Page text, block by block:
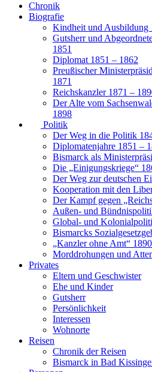
Chronik
Biografie
Kindheit und Ausbildung
Gutsherr und
1851
Diplomat 1851 – 1862
Preußischer
1871
Reichskanzler 1871 –
Der Alte vom
1898
Politik
Der Weg in die Politik
Diplomatenjahre 1851 –
Bismarck als
Die „Einigungskriege“
Der Weg zur deutschen
Kooperation mit den
Der Kampf gegen
Außen- und
Global- und
Bismarcks
„Kanzler ohne Amt“
Morddrohungen und
Privates
Eltern und Geschwister
Ehe und Kinder
Gutsherr
Persönlichkeit
Interessen
Wohnorte
Reisen
Chronik der Reisen
Bismarck in Bad